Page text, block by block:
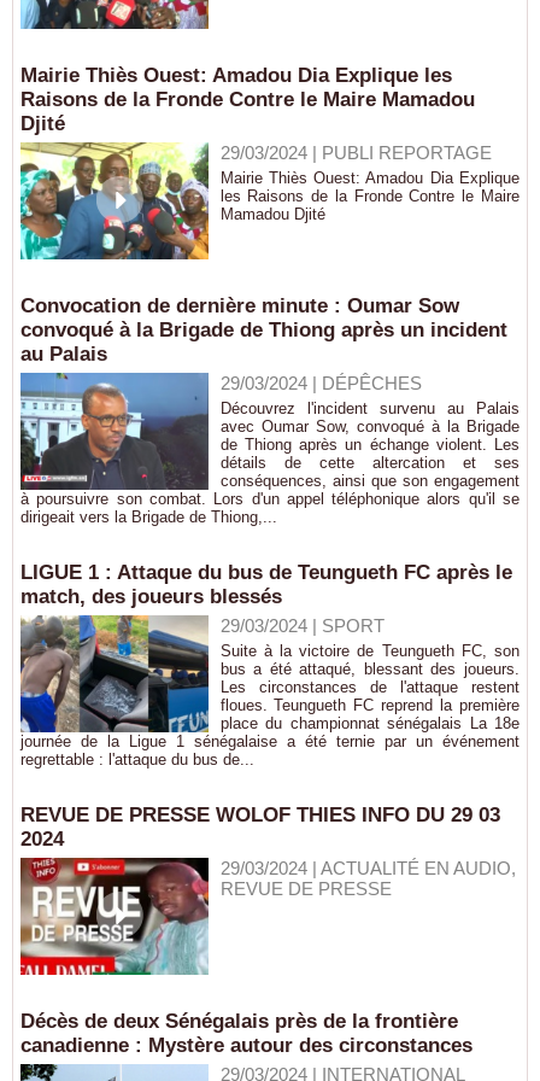
Mairie Thiès Ouest: Amadou Dia Explique les
Raisons de la Fronde Contre le Maire Mamadou
Djité
29/03/2024| PUBLI REPORTAGE
Mairie Thiès Ouest: Amadou Dia Explique
les Raisons de la Fronde Contre le Maire
Mamadou Djité
Convocation de dernière minute : Oumar Sow
convoqué à la Brigade de Thiong après un incident
au Palais
29/03/2024| DÉPÊCHES
Découvrez l'incident survenu au Palais
avec Oumar Sow, convoqué à la Brigade
de Thiong après un échange violent. Les
détails de cette altercation et ses
conséquences, ainsi que son engagement
à poursuivre son combat. Lors d'un appel téléphonique alors qu'il se
dirigeait vers la Brigade de Thiong,...
LIGUE 1 : Attaque du bus de Teungueth FC après le
match, des joueurs blessés
29/03/2024| SPORT
Suite à la victoire de Teungueth FC, son
bus a été attaqué, blessant des joueurs.
Les circonstances de l'attaque restent
floues. Teungueth FC reprend la première
place du championnat sénégalais La 18e
journée de la Ligue 1 sénégalaise a été ternie par un événement
regrettable : l'attaque du bus de...
REVUE DE PRESSE WOLOF THIES INFO DU 29 03
2024
29/03/2024| ACTUALITÉ EN AUDIO,
REVUE DE PRESSE
Décès de deux Sénégalais près de la frontière
canadienne : Mystère autour des circonstances
29/03/2024| INTERNATIONAL